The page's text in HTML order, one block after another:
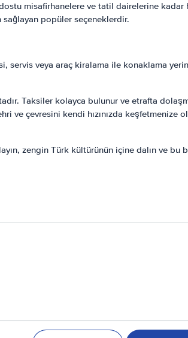
misafirhanelere ve tatil dairelerine kadar
sağlayan popüler seçeneklerdir.
servis veya araç kiralama ile konaklama
Taksiler kolayca bulunur ve etrafta
ve çevresini kendi hızınızda keşfetmenize
zengin Türk kültürünün içine dalın ve bu